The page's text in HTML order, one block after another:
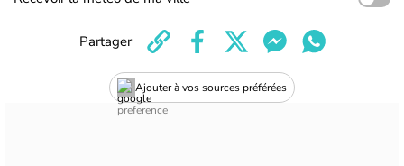
Ajouter à vos sources préférées
Partager